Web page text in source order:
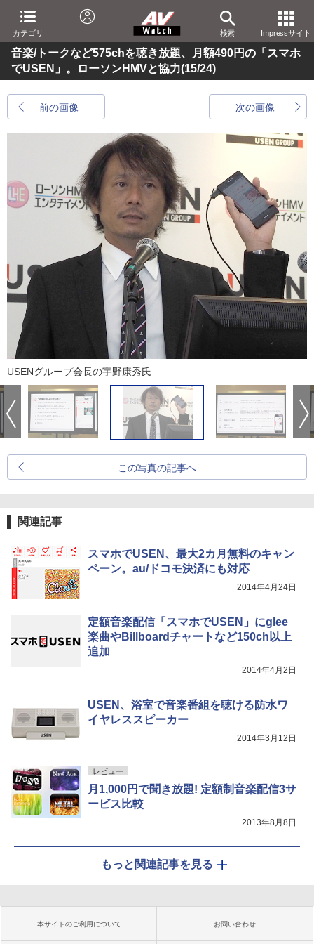
カテゴリ 検索 Impressサイト
音楽/トークなど575chを聴き放題、月額490円の「スマホ
でUSEN」。ローソンHMVと協力(15/24)
前の画像 次の画像
USENグループ会長の宇野康秀氏
この写真の記事へ
関連記事
スマホでUSEN、最大2カ月無料のキャン
ペーン。au/ドコモ決済にも対応
2014年4月24日
定額音楽配信「スマホでUSEN」にglee
楽曲やBillboardチャートなど150ch以上
追加
2014年4月2日
USEN、浴室で音楽番組を聴ける防水ワ
イヤレススピーカー
2014年3月12日
レビュー
月1,000円で聞き放題! 定額制音楽配信3サ
ービス比較
2013年8月8日
もっと関連記事を見る
本サイトのご利用について お問い合わせ